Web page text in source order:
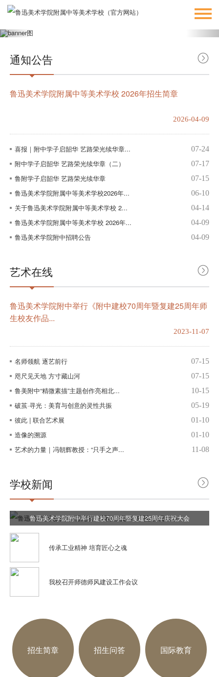
通知公告
鲁迅美术学院附属中等美术学校 2026年招生简章
2026-04-09
喜报｜附中学子启韶华 艺路荣光续华章... 07-24
附中学子启韶华 艺路荣光续华章（二） 07-17
鲁附学子启韶华 艺路荣光续华章 07-15
鲁迅美术学院附属中等美术学校2026年... 06-10
关于鲁迅美术学院附属中等美术学校 2... 04-14
鲁迅美术学院附属中等美术学校 2026年... 04-09
鲁迅美术学院附中招聘公告 04-09
艺术在线
鲁迅美术学院附中举行《附中建校70周年暨复建25周年师
生校友作品...
2023-11-07
名师领航 逐艺前行 07-15
咫尺见天地 方寸藏山河 07-15
鲁美附中“精微素描”主题创作亮相北... 10-15
破茧·寻光：美育与创意的灵性共振 05-19
彼此 | 联合艺术展 01-10
造像的溯源 01-10
艺术的力量｜冯朝辉教授：“只手之声... 11-08
学校新闻
鲁迅美术学院附中举行建校70周年暨复建25周年庆祝大会
传承工业精神 培育匠心之魂
我校召开师德师风建设工作会议
招生简章 招生问答 国际教育